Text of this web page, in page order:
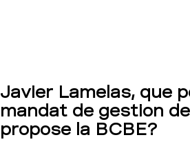
Javier Lamelas, que
mandat de gestion
propose la BCBE?